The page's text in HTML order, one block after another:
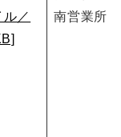
ル／
南営業所